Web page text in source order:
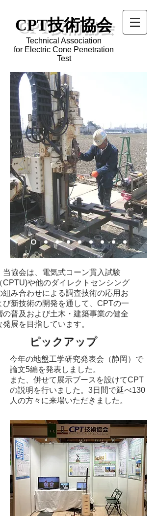
CPT技術協会
Technical Association
for Electric Cone Penetration
Test
当協会は、電気式コーン貫入試験
CPTU)や他のダイレクトセンシング
組み合わせによる調査技術の応用お
び新技術の開発を通して、CPTの一
の普及および土木・建築事業の健全
発展を目指しています。
ピックアップ
今年の地盤工学研究発表会（静岡）で
論文5編を発表しました。
​また、併せて展示ブースを設けてCPT
の説明を行いました。3日間で延べ130
人の方々に来場いただきました。